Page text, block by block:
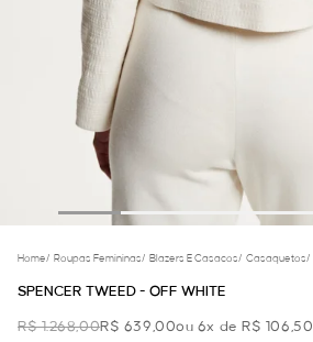
Home/ Roupas Femininas/ Blazers E Casacos/ Casaquetos/
SPENCER TWEED - OFF WHITE
R$ 1.268,00R$ 639,00ou 6x de R$ 106,50